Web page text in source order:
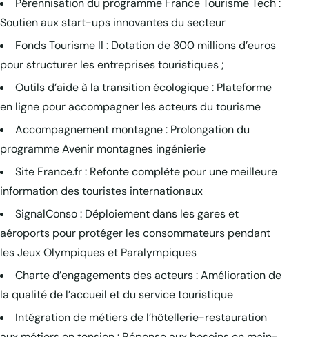
Pérennisation du programme France Tourisme Tech :
Soutien aux start-ups innovantes du secteur
Fonds Tourisme II : Dotation de 300 millions d’euros
pour structurer les entreprises touristiques ;
Outils d’aide à la transition écologique : Plateforme
en ligne pour accompagner les acteurs du tourisme
Accompagnement montagne : Prolongation du
programme Avenir montagnes ingénierie
Site France.fr : Refonte complète pour une meilleure
information des touristes internationaux
SignalConso : Déploiement dans les gares et
aéroports pour protéger les consommateurs pendant
les Jeux Olympiques et Paralympiques
Charte d’engagements des acteurs : Amélioration de
la qualité de l’accueil et du service touristique
Intégration de métiers de l’hôtellerie-restauration